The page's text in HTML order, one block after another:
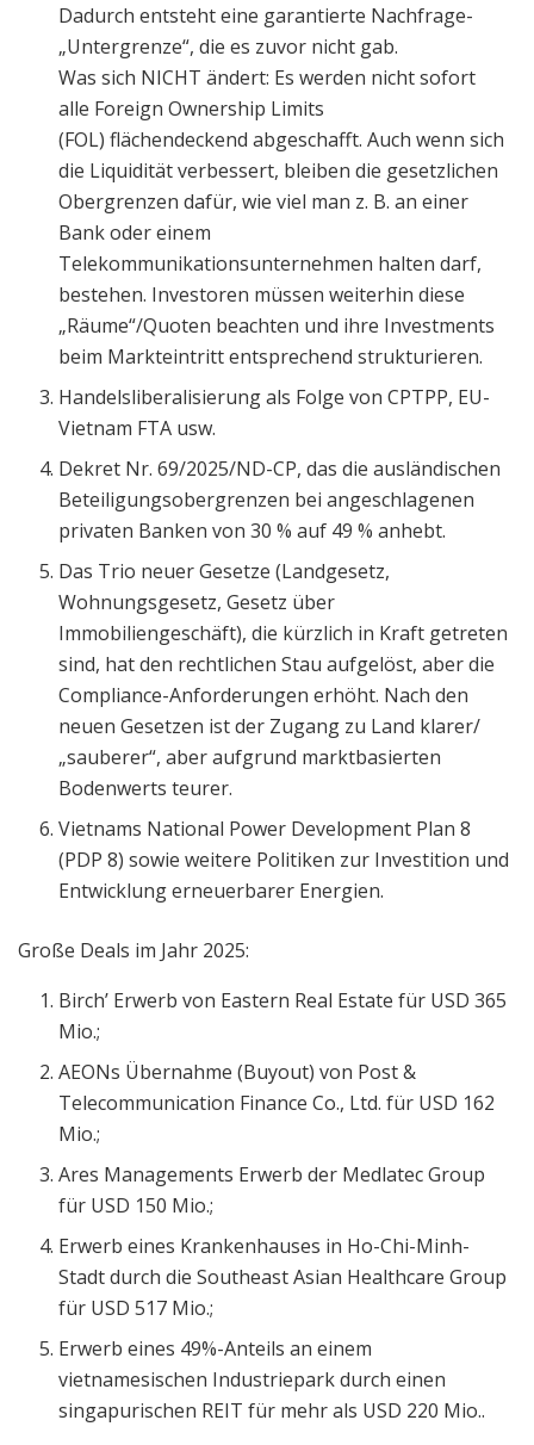
Dadurch entsteht eine garantierte Nachfrage-
„Untergrenze“, die es zuvor nicht gab.
Was sich NICHT ändert: Es werden nicht sofort
alle Foreign Ownership Limits
(FOL) flächendeckend abgeschafft. Auch wenn sich
die Liquidität verbessert, bleiben die gesetzlichen
Obergrenzen dafür, wie viel man z. B. an einer
Bank oder einem
Telekommunikationsunternehmen halten darf,
bestehen. Investoren müssen weiterhin diese
„Räume“/Quoten beachten und ihre Investments
beim Markteintritt entsprechend strukturieren.
Handelsliberalisierung als Folge von CPTPP, EU-
Vietnam FTA usw.
Dekret Nr. 69/2025/ND-CP, das die ausländischen
Beteiligungsobergrenzen bei angeschlagenen
privaten Banken von 30 % auf 49 % anhebt.
Das Trio neuer Gesetze (Landgesetz,
Wohnungsgesetz, Gesetz über
Immobiliengeschäft), die kürzlich in Kraft getreten
sind, hat den rechtlichen Stau aufgelöst, aber die
Compliance-Anforderungen erhöht. Nach den
neuen Gesetzen ist der Zugang zu Land klarer/
„sauberer“, aber aufgrund marktbasierten
Bodenwerts teurer.
Vietnams National Power Development Plan 8
(PDP 8) sowie weitere Politiken zur Investition und
Entwicklung erneuerbarer Energien.
Große Deals im Jahr 2025:
Birch’ Erwerb von Eastern Real Estate für USD 365
Mio.;
AEONs Übernahme (Buyout) von Post &
Telecommunication Finance Co., Ltd. für USD 162
Mio.;
Ares Managements Erwerb der Medlatec Group
für USD 150 Mio.;
Erwerb eines Krankenhauses in Ho-Chi-Minh-
Stadt durch die Southeast Asian Healthcare Group
für USD 517 Mio.;
Erwerb eines 49%-Anteils an einem
vietnamesischen Industriepark durch einen
singapurischen REIT für mehr als USD 220 Mio..